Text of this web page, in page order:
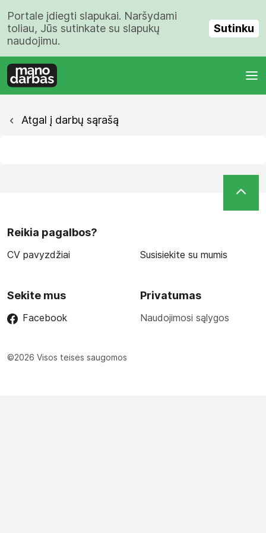
Portale įdiegti slapukai. Naršydami
toliau, Jūs sutinkate su slapukų
naudojimu.
Sutinku
Atgal į darbų sąrašą
Reikia pagalbos?
CV pavyzdžiai Susisiekite su mumis
Sekite mus
Facebook
Privatumas
Naudojimosi sąlygos
©2026 Visos teisės saugomos